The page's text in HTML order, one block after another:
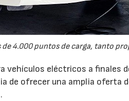
4.000 puntos de carga, tanto
vehículos eléctricos a finales
de ofrecer una amplia oferta